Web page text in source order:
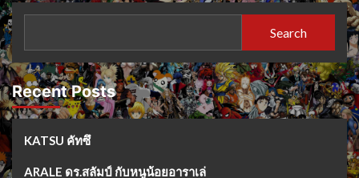
Search
Recent Posts
KATSU คัทซึ
ARALE ดร.สลัมป์ กับหนูน้อยอาราเล่